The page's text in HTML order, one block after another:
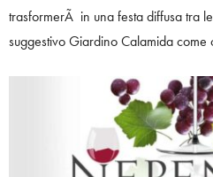
trasformerÃ in una festa diffusa tra
suggestivo Giardino Calamida